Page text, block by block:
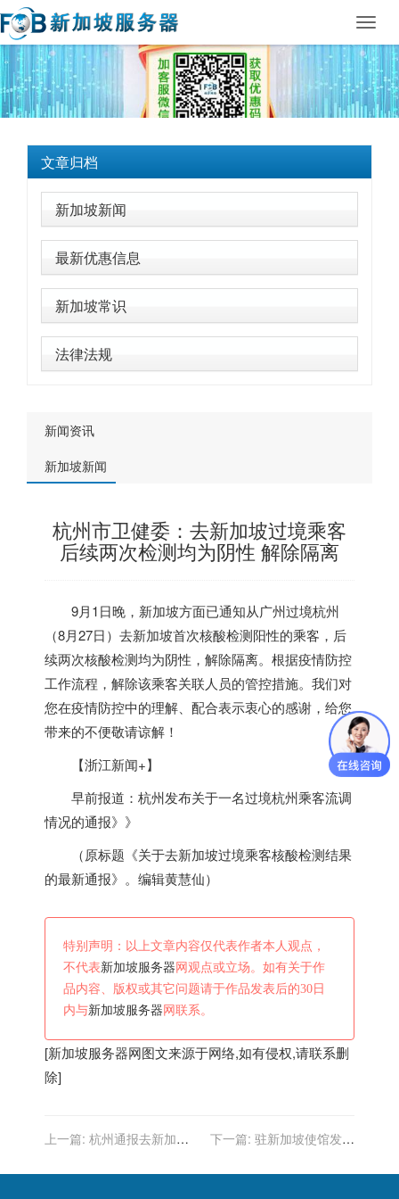
文章归档
新加坡新闻
最新优惠信息
新加坡常识
法律法规
新闻资讯
新加坡新闻
杭州市卫健委：去新加坡过境乘客
后续两次检测均为阴性 解除隔离
9月1日晚， 新加坡方面已通知从广州过境杭州
（8月27日）去新加坡首次核酸检测阳性的乘客，后
续两次核酸检测均为阴性，解除隔离。根据疫情防控
工作流程，解除该乘客关联人员的管控措施。我们对
您在疫情防控中的理解、配合表示衷心的感谢，给您
带来的不便敬请谅解！
【浙江新闻+】
早前报道：杭州发布关于一名过境杭州乘客流调
情况的通报》》
（原标题《关于去新加坡过境乘客核酸检测结果
的最新通报》。编辑黄慧仙）
特别声明：以上文章内容仅代表作者本人观点，
不代表新加坡服务器 网观点或立场。如有关于作
品内容、版权或其它问题请于作品发表后的30日
内与新加坡服务器 网联系。
[新加坡服务器网图文来源于网络,如有侵权,请联系删
除]
上一篇: 杭州通报去新加坡
下一篇: 驻新加坡使馆发布
测工作的通知